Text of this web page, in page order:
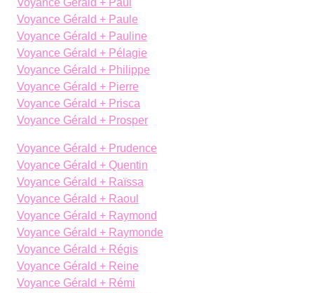
Voyance Gérald + Paul
Voyance Gérald + Paule
Voyance Gérald + Pauline
Voyance Gérald + Pélagie
Voyance Gérald + Philippe
Voyance Gérald + Pierre
Voyance Gérald + Prisca
Voyance Gérald + Prosper
Voyance Gérald + Prudence
Voyance Gérald + Quentin
Voyance Gérald + Raïssa
Voyance Gérald + Raoul
Voyance Gérald + Raymond
Voyance Gérald + Raymonde
Voyance Gérald + Régis
Voyance Gérald + Reine
Voyance Gérald + Rémi